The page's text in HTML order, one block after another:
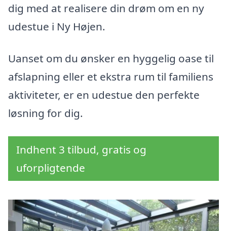
dig med at realisere din drøm om en ny
udestue i Ny Højen.
Uanset om du ønsker en hyggelig oase til
afslapning eller et ekstra rum til familiens
aktiviteter, er en udestue den perfekte
løsning for dig.
Indhent 3 tilbud, gratis og
uforpligtende